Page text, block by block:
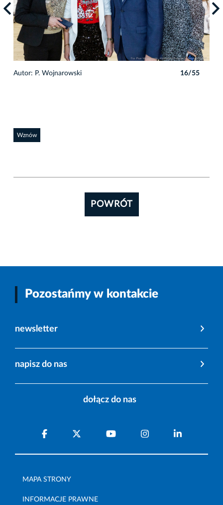
Autor: P. Wojnarowski 16/55
Wznów
POWRÓT
Pozostańmy w kontakcie
newsletter
napisz do nas
dołącz do nas
MAPA STRONY
INFORMACJE PRAWNE